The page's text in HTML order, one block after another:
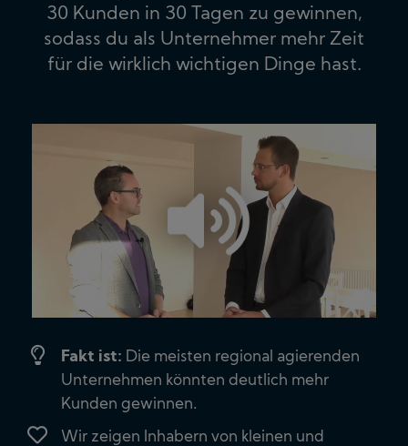
30 Kunden in 30 Tagen zu gewinnen,
sodass du als Unternehmer mehr Zeit
für die wirklich wichtigen Dinge hast.
Fakt ist: Die meisten regional agierenden
Unternehmen könnten deutlich mehr
Kunden gewinnen.
Wir zeigen Inhabern von kleinen und